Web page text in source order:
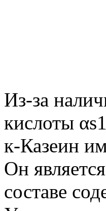
Из-за
кислоты
к-Казеин
Он
составе